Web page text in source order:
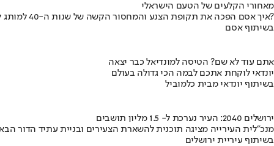
מאחורי הקלעים של הטעם הישראלי
איך אסם הפכה את תקופת הצנע והמחסור הקשה של שנות ה-40 למותג לאומי?
בשיתוף אסם
אתם עוד לא שם? הטיסה למונדיאל כבר יצאה
יונדאי לוקחת אתכם לבמה הכי גדולה בעולם
בשיתוף יונדאי מבית כלמוביל
ירושלים 2040: העיר נערכת ל- 1.5 מליון תושבים
מנכ"לית העירייה מציגה תוכנית להשארת הצעירים ובניית עתיד הדור
בשיתוף עיריית ירושלים